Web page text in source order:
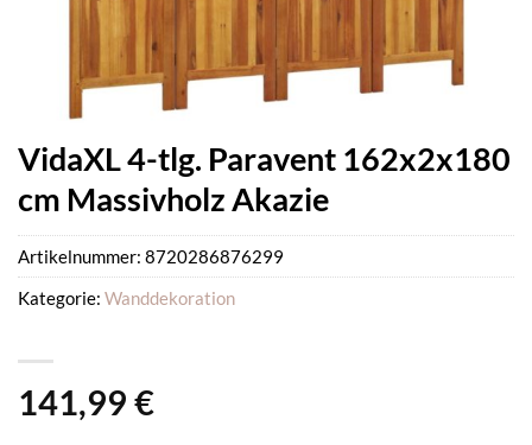
VidaXL 4-tlg. Paravent 162x2x180
cm Massivholz Akazie
141,99 €
Artikelnummer: 8720286876299
Kategorie: Wanddekoration